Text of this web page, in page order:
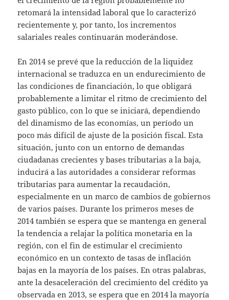
retomará la intensidad laboral que lo caracterizó
recientemente y, por tanto, los incrementos
salariales reales continuarán moderándose.
En 2014 se prevé que la reducción de la liquidez
internacional se traduzca en un endurecimiento de
las condiciones de financiación, lo que obligará
probablemente a limitar el ritmo de crecimiento del
gasto público, con lo que se iniciará, dependiendo
del dinamismo de las economías, un período un
poco más difícil de ajuste de la posición fiscal. Esta
situación, junto con un entorno de demandas
ciudadanas crecientes y bases tributarias a la baja,
inducirá a las autoridades a considerar reformas
tributarias para aumentar la recaudación,
especialmente en un marco de cambios de gobiernos
de varios países. Durante los primeros meses de
2014 también se espera que se mantenga en general
la tendencia a relajar la política monetaria en la
región, con el fin de estimular el crecimiento
económico en un contexto de tasas de inflación
bajas en la mayoría de los países. En otras palabras,
ante la desaceleración del crecimiento del crédito ya
observada en 2013, se espera que en 2014 la mayoría